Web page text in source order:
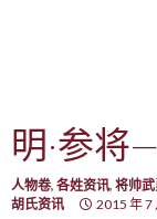
明·参将
人物卷, 各姓资讯, 将帅武
胡氏资讯
2015 年 7